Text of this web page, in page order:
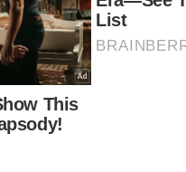
Sinar Harian.Klik
Harap bantu kajian selidik
dapatkan baucar tunai.
Di manakah anda tinggal?